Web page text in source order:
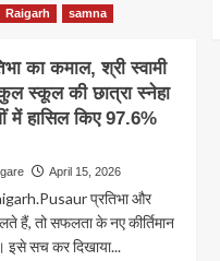
Raigarh samna
का कमाल, श्री स्वामी
स्कूल की छात्रा स्नेहा
में हासिल किए 97.6%
April 15, 2026
प्रतिभा और
हैं, तो सफलता के नए कीर्तिमान
इसे सच कर दिखाया...